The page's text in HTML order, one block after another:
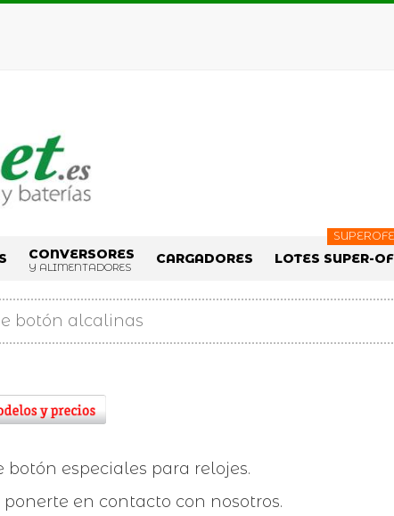
CONVERSORES
Y ALIMENTADORES
CARGADORES LOTES SUPER-
botón alcalinas
especiales para relojes.
en contacto con nosotros.